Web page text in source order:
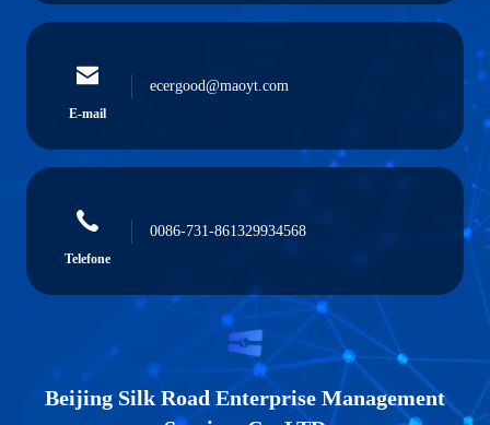
E-mail
ecergood@maoyt.com
Telefone
0086-731-861329934568
Beijing Silk Road Enterprise Management